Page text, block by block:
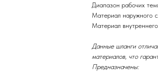
Диапазон рабочих
Материал наружного
Материал
Данные шланги
материалов, что
Предназначены: